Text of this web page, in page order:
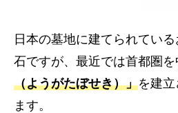
日本の墓地に建てられてい
石ですが、最近では首都圏を
（ようがたぼせき）」を建
ます。